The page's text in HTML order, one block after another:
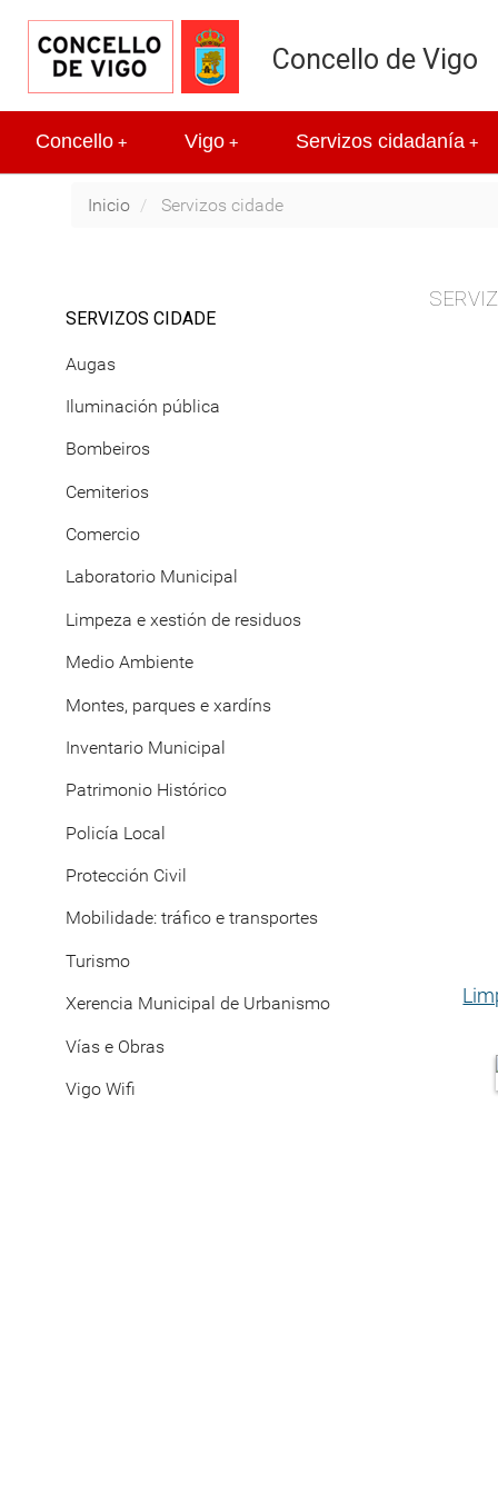
Concello de Vigo
+
Concello +
Vigo +
Servizos cidadanía
Inicio Servizos cidade
SERVIZOS CIDADE
Augas
Iluminación pública
Bombeiros
Cemiterios
Comercio
Laboratorio Municipal
Limpeza e xestión de residuos
Medio Ambiente
Montes, parques e xardíns
Inventario Municipal
Patrimonio Histórico
Policía Local
Protección Civil
Mobilidade: tráfico e transportes
Turismo
Xerencia Municipal de Urbanismo
Vías e Obras
Vigo Wifi